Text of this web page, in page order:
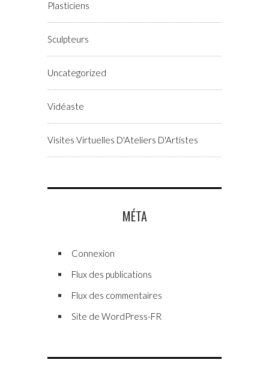
Plasticiens
Sculpteurs
Uncategorized
Vidéaste
Visites Virtuelles D'Ateliers D'Artistes
MÉTA
Connexion
Flux des publications
Flux des commentaires
Site de WordPress-FR